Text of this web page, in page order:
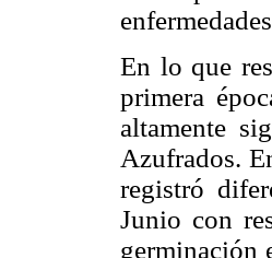
En lo que
primera
altamente
Azufrados.
registró
Junio con
germinación